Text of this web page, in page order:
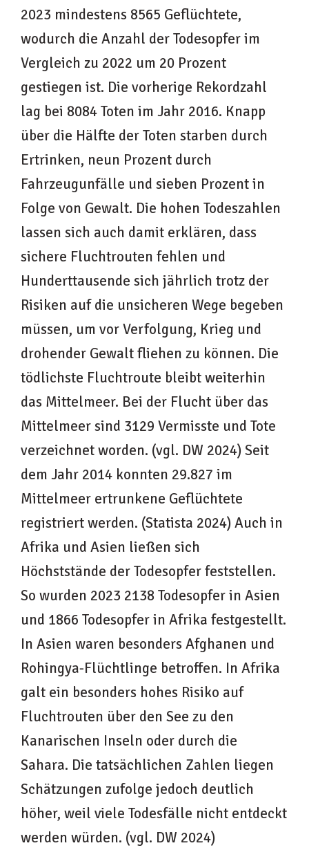
2023 mindestens 8565 Geflüchtete,
wodurch die Anzahl der Todesopfer im
Vergleich zu 2022 um 20 Prozent
gestiegen ist. Die vorherige Rekordzahl
lag bei 8084 Toten im Jahr 2016. Knapp
über die Hälfte der Toten starben durch
Ertrinken, neun Prozent durch
Fahrzeugunfälle und sieben Prozent in
Folge von Gewalt. Die hohen Todeszahlen
lassen sich auch damit erklären, dass
sichere Fluchtrouten fehlen und
Hunderttausende sich jährlich trotz der
Risiken auf die unsicheren Wege begeben
müssen, um vor Verfolgung, Krieg und
drohender Gewalt fliehen zu können. Die
tödlichste Fluchtroute bleibt weiterhin
das Mittelmeer. Bei der Flucht über das
Mittelmeer sind 3129 Vermisste und Tote
verzeichnet worden. (vgl. DW 2024) Seit
dem Jahr 2014 konnten 29.827 im
Mittelmeer ertrunkene Geflüchtete
registriert werden. (Statista 2024) Auch in
Afrika und Asien ließen sich
Höchststände der Todesopfer feststellen.
So wurden 2023 2138 Todesopfer in Asien
und 1866 Todesopfer in Afrika festgestellt.
In Asien waren besonders Afghanen und
Rohingya-Flüchtlinge betroffen. In Afrika
galt ein besonders hohes Risiko auf
Fluchtrouten über den See zu den
Kanarischen Inseln oder durch die
Sahara. Die tatsächlichen Zahlen liegen
Schätzungen zufolge jedoch deutlich
höher, weil viele Todesfälle nicht entdeckt
werden würden. (vgl. DW 2024)